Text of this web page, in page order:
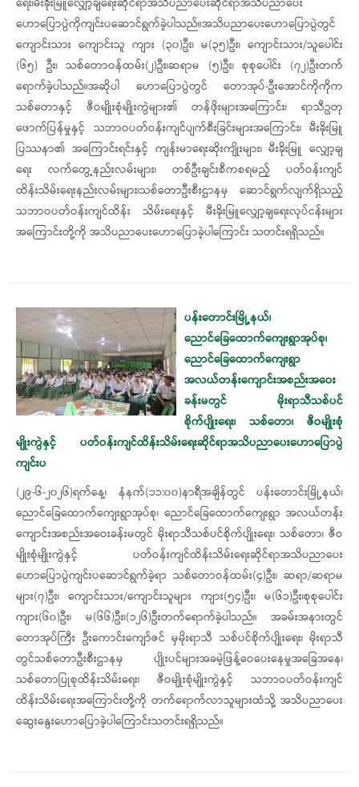
ဟောပြောပွဲကိုကျင်းပဆောင်ရွက်ခဲ့ပါသည်။အသိပညာပေးဟောပြောပွဲတွင်
ကျောင်းသား ကျောင်းသူ ကျား (၃၀)ဦး၊ မ(၃၅)ဦး၊ ကျောင်းသား/သူပေါင်း
(၆၅) ဦး၊ သစ်တောဝန်ထမ်း(၂)ဦး၊ဆရာမ (၅)ဦး၊ စုစုပေါင်း (၇၂)ဦးတက်
ရောက်ခဲ့ပါသည်။အဆိုပါ ဟောပြောပွဲတွင် တောအုပ်-ဦးအောင်ကိုကိုက
သစ်တောနှင့် ဇီဝမျိုးစုံမျိုးကွဲများ၏ တန်ဖိုးများအကြောင်း၊ ရာသီဥတု
ဖောက်ပြန်မှုနှင့် သဘာဝပတ်ဝန်းကျင်ပျက်စီးခြင်းများအကြောင်း၊ မီးခိုးမြူ
ပြဿနာ၏ အကြောင်းရင်းနှင့် ကျန်းမာရေးဆိုးကျိုးများ၊ မီးခိုးမြူ လျှော့ချ
ရေး လက်တွေ့နည်းလမ်းများ၊ တစ်ဦးချင်းစီကစရမည့် ပတ်ဝန်းကျင်
ထိန်းသိမ်းရေးနည်းလမ်းများ၊သစ်တောဦးစီးဌာနမှ ဆောင်ရွက်လျက်ရှိသည့်
သဘာဝပတ်ဝန်းကျင်ထိန်း သိမ်းရေးနှင့် မီးခိုးမြူလျှော့ချရေးလုပ်ငန်းများ
အကြောင်းတို့ကို အသိပညာပေးဟောပြောခဲ့ပါကြောင်း သတင်းရရှိသည်။
ပန်းတောင်းမြို့နယ်၊
ညောင်ခြေထောက်ကျေးရွာအုပ်စု၊
ညောင်ခြေထောက်ကျေးရွာ
အလယ်တန်းကျောင်းအစည်းအဝေး
ခန်းမတွင် မိုးရာသီသစ်ပင်
စိုက်ပျိုးရေး၊ သစ်တော၊ ဇီဝမျိုးစုံ
မျိုးကွဲနှင့် ပတ်ဝန်းကျင်ထိန်းသိမ်းရေးဆိုင်ရာအသိပညာပေးဟောပြောပွဲ
ကျင်းပ
(၂၉-၆-၂၀၂၆)ရက်နေ့၊ နံနက်(၁၁:၀၀)နာရီအချိန်တွင် ပန်းတောင်းမြို့နယ်၊
ညောင်ခြေထောက်ကျေးရွာအုပ်စု၊ ညောင်ခြေထောက်ကျေးရွာ အလယ်တန်း
ကျောင်းအစည်းအဝေးခန်းမတွင် မိုးရာသီသစ်ပင်စိုက်ပျိုးရေး၊ သစ်တော၊ ဇီဝ
မျိုးစုံမျိုးကွဲနှင့် ပတ်ဝန်းကျင်ထိန်းသိမ်းရေးဆိုင်ရာအသိပညာပေး
ဟောပြောပွဲကျင်းပဆောင်ရွက်ခဲ့ရာ သစ်တောဝန်ထမ်း(၄)ဦး၊ ဆရာ/ဆရာမ
များ(၇)ဦး၊ ကျောင်းသား/ကျောင်းသူများ ကျား(၅၄)ဦး၊ မ(၆၁)ဦး၊စုစုပေါင်း
ကျား(၆၀)ဦး၊ မ(၆၆)ဦး၊(၁၂၆)ဦးတက်ရောက်ခဲ့ပါသည်။ အခမ်းအနားတွင်
တောအုပ်ကြီး ဦးကောင်းကျော်ဇင် မှမိုးရာသီ သစ်ပင်စိုက်ပျိုးရေး၊ မိုးရာသီ
တွင်သစ်တောဦးစီးဌာနမှ ပျိုးပင်များအခမဲ့ဖြန့်ဝေပေးနေမှုအခြေအနေ၊
သစ်တောပြုစုထိန်းသိမ်းရေး၊ ဇီဝမျိုးစုံမျိုးကွဲနှင့် သဘာဝပတ်ဝန်းကျင်
ထိန်းသိမ်းရေးအကြောင်းတို့ကို တက်ရောက်လာသူများထံသို့ အသိပညာပေး
ဆွေးနွေးဟောပြောခဲ့ပါကြောင်းသတင်းရရှိသည်။